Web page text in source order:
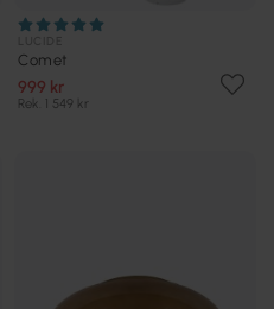
Comet
999 kr
Rek. 1 549 kr